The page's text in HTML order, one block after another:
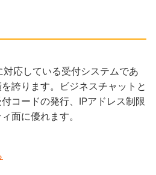
対応している受付システムであ
誇ります。ビジネスチャットと
コードの発行、IPアドレス制限
面に優れます。